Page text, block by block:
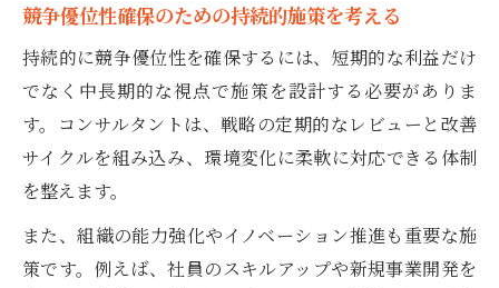
競争優位性確保のための持続的施策を考える
持続的に競争優位性を確保するには、短期的な利益だけ
でなく中長期的な視点で施策を設計する必要がありま
す。コンサルタントは、戦略の定期的なレビューと改善
サイクルを組み込み、環境変化に柔軟に対応できる体制
を整えます。
また、組織の能力強化やイノベーション推進も重要な施
策です。例えば、社員のスキルアップや新規事業開発を